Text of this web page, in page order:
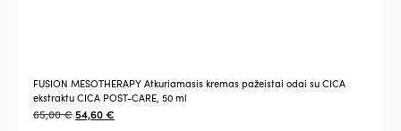
FUSION MESOTHERAPY Atkuriamasis kremas pažeistai odai su CICA
ekstraktu CICA POST-CARE, 50 ml
65,00€54,60€